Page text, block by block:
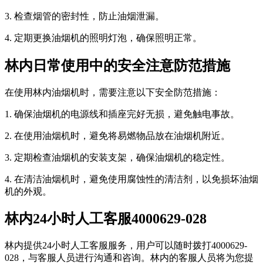
3. 检查烟管的密封性，防止油烟泄漏。
4. 定期更换油烟机的照明灯泡，确保照明正常。
林内日常使用中的安全注意防范措施
在使用林内油烟机时，需要注意以下安全防范措施：
1. 确保油烟机的电源线和插座完好无损，避免触电事故。
2. 在使用油烟机时，避免将易燃物品放在油烟机附近。
3. 定期检查油烟机的安装支架，确保油烟机的稳定性。
4. 在清洁油烟机时，避免使用腐蚀性的清洁剂，以免损坏油烟
机的外观。
林内24小时人工客服4000629-028
林内提供24小时人工客服服务，用户可以随时拨打4000629-
028，与客服人员进行沟通和咨询。林内的客服人员将为您提